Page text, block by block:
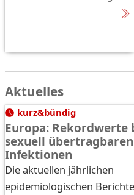
Aktuelles
kurz&bündig
Europa: Rekordwerte
sexuell übertragbaren
Infektionen
Die aktuellen jährlichen
epidemiologischen